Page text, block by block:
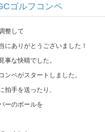
ゴルフコンペ
整して
にありがとうございました！
事な快晴でした。
ンペがスタートしました。
拍手を送ったり、
ーのボールを